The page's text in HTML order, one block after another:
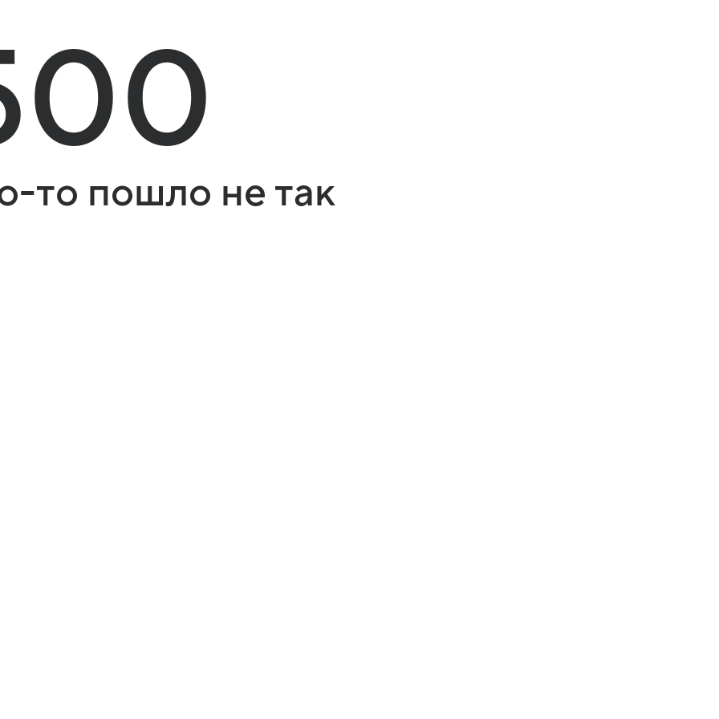
то пошло не так